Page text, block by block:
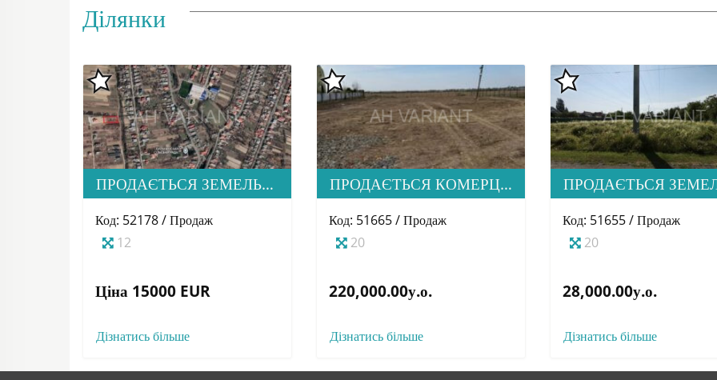
Ділянки
ПРОДАЄТЬСЯ ЗЕМЕЛЬНА ДІЛЯНКА ПІД ЗАБУДОВУ, С. БАРАНИНЦІ
Код: 52178 / Продаж
12
Ціна 15000 EUR
Дізнатись більше
ПРОДАЄТЬСЯ КОМЕРЦІЙНА ЗЕМЕЛЬНА ДІЛЯНКА ПРИ ЦЕНТРАЛЬНІЙ ДОРОЗІ В С. БАРВІНОК
Код: 51665 / Продаж
20
220,000.00у.о.
Дізнатись більше
Код: 51655 / Продаж
20
28,000.00у.о.
Дізнатись більше